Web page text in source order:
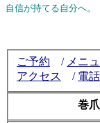
自信が持てる自分へ。
ご予約 / メニ
アクセス
/ 電
巻